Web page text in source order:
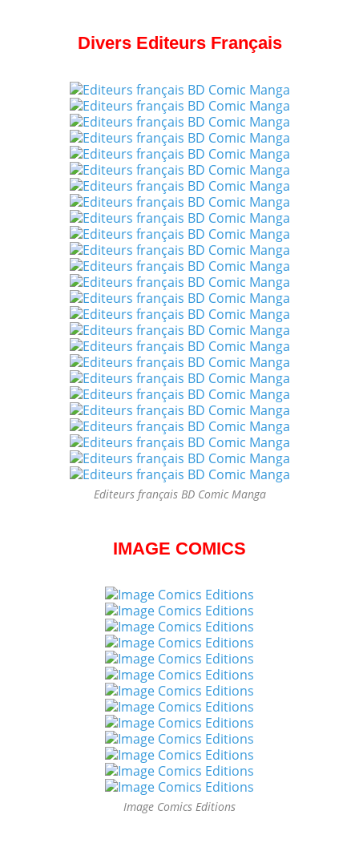
Divers Editeurs Français
Editeurs français BD Comic Manga
IMAGE COMICS
Image Comics Editions